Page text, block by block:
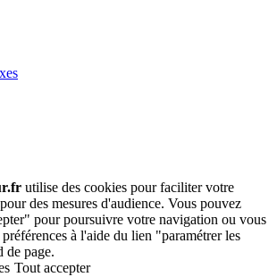
utilise des cookies pour faciliter votre
des mesures d'audience. Vous pouvez
pour poursuivre votre navigation ou vous
à l'aide du lien "paramétrer les
de page.
Tout accepter